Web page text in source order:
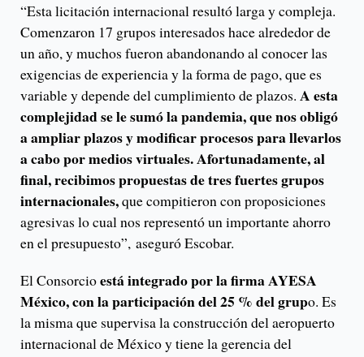
“Esta licitación internacional resultó larga y compleja.
Comenzaron 17 grupos interesados hace alrededor de
un año, y muchos fueron abandonando al conocer las
exigencias de experiencia y la forma de pago, que es
variable y depende del cumplimiento de plazos. A esta
complejidad se le sumó la pandemia, que nos obligó
a ampliar plazos y modificar procesos para llevarlos
a cabo por medios virtuales. Afortunadamente, al
final, recibimos propuestas de tres fuertes grupos
internacionales,que compitieron con proposiciones
agresivas lo cual nos representó un importante ahorro
en el presupuesto”, aseguró Escobar.
El Consorcioestá integrado por la firma AYESA
México, con la participación del 25 % del grupo. Es
la misma que supervisa la construcción del aeropuerto
internacional de México y tiene la gerencia del